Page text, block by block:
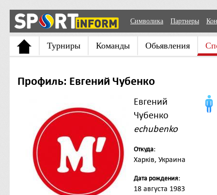
Символика Партнеры
Турниры Команды Обьявления
Профиль: Евгений Чубенко
Евгений
Чубенко
echubenko
Откуда:
Харків, Украина
Дата рождения:
18 августа 1983